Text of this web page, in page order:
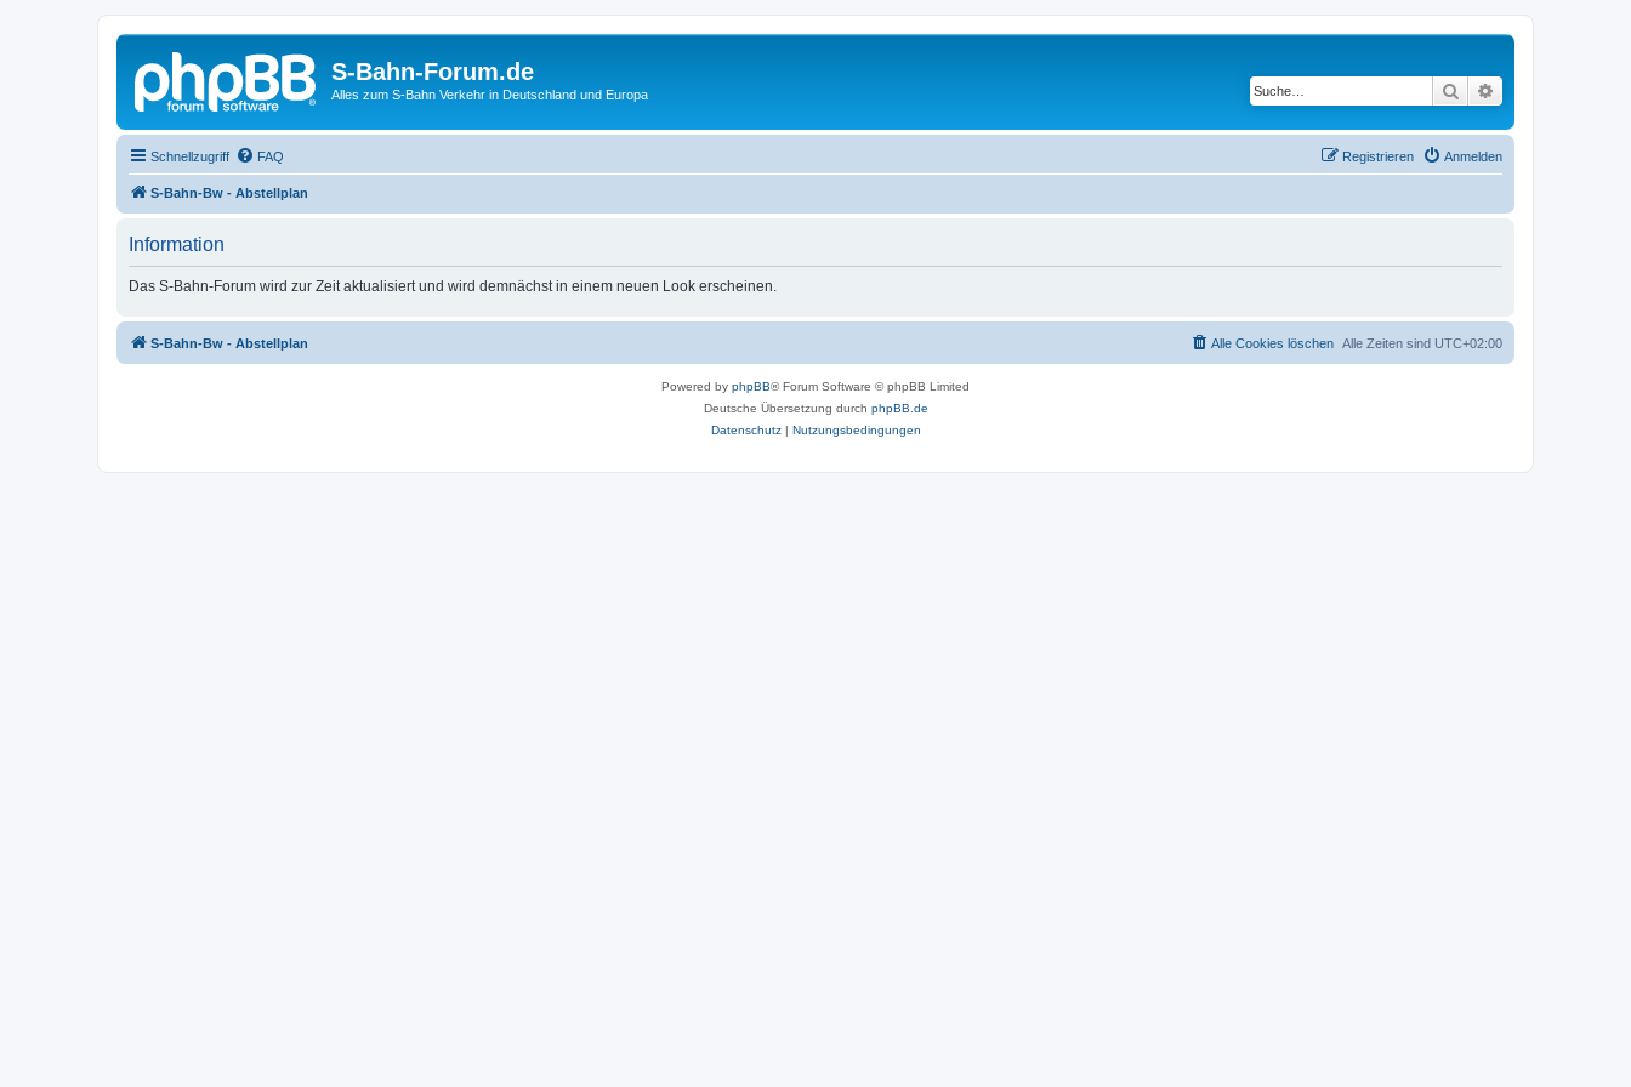
S-Bahn-Forum.de
Alles zum S-Bahn Verkehr in Deutschland und Europa Suche
Schnellzugriff FAQ Anmelden
Registrieren
S-Bahn-Bw - Abstellplan
Information
Das S-Bahn-Forum wird zur Zeit aktualisiert und wird demnächst in einem neuen Look erscheinen.
S-Bahn-Bw - Abstellplan Alle Zeiten sind UTC+02:00
Alle Cookies löschen
Powered by phpBB® Forum Software © phpBB Limited
Deutsche Übersetzung durch phpBB.de
Datenschutz| Nutzungsbedingungen